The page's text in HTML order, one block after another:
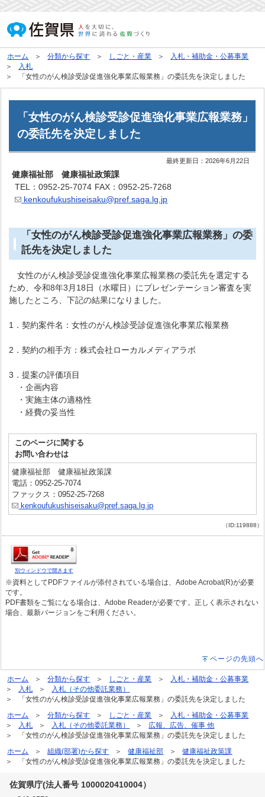
ホーム 分類から探す しごと・産業
入札・補助金・公募事業
入札
「女性のがん検診受診促進強化事業広報業務」の委託先を決定しました
「女性のがん検診受診促進強化事業広報業務」
の委託先を決定しました
最終更新日：2026年6月22日
健康福祉部 健康福祉政策課
TEL：0952-25-7074 FAX：0952-25-7268
kenkoufukushiseisaku@pref.saga.lg.jp
「女性のがん検診受診促進強化事業広報業務」の委
託先を決定しました
女性のがん検診受診促進強化事業広報業務の委託先を選定する
ため、令和8年3月18日（水曜日）にプレゼンテーション審査を実
施したところ、下記の結果になりました。
1．契約案件名：女性のがん検診受診促進強化事業広報業務
2．契約の相手方：株式会社ローカルメディアラボ
3．提案の評価項目
・企画内容
・実施主体の適格性
・経費の妥当性
このページに関する
お問い合わせは
健康福祉部 健康福祉政策課
電話：0952-25-7074
ファックス：0952-25-7268
kenkoufukushiseisaku@pref.saga.lg.jp
（ID:119888）
別ウィンドウで開きます
※資料としてPDFファイルが添付されている場合は、Adobe Acrobat(R)が必要
です。
PDF書類をご覧になる場合は、Adobe Readerが必要です。正しく表示されない
場合、最新バージョンをご利用ください。
ページの先頭へ
ホーム 分類から探す しごと・産業
入札・補助金・公募事業
入札
入札（その他委託業務）
「女性のがん検診受診促進強化事業広報業務」の委託先を決定しました
ホーム
分類から探す しごと・産業
入札・補助金・公募事業
入札
入札（その他委託業務）
広報、広告、催事 他
「女性のがん検診受診促進強化事業広報業務」の委託先を決定しました
ホーム
組織(部署)から探す 健康福祉部
健康福祉政策課
「女性のがん検診受診促進強化事業広報業務」の委託先を決定しました
佐賀県庁(法人番号 1000020410004）